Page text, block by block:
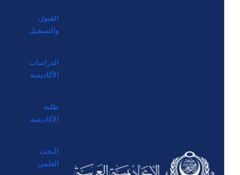
القبول
والتسجيل
الدراسات
الأكاديمية
طلبة
الأكاديمية
البحث
العلمي